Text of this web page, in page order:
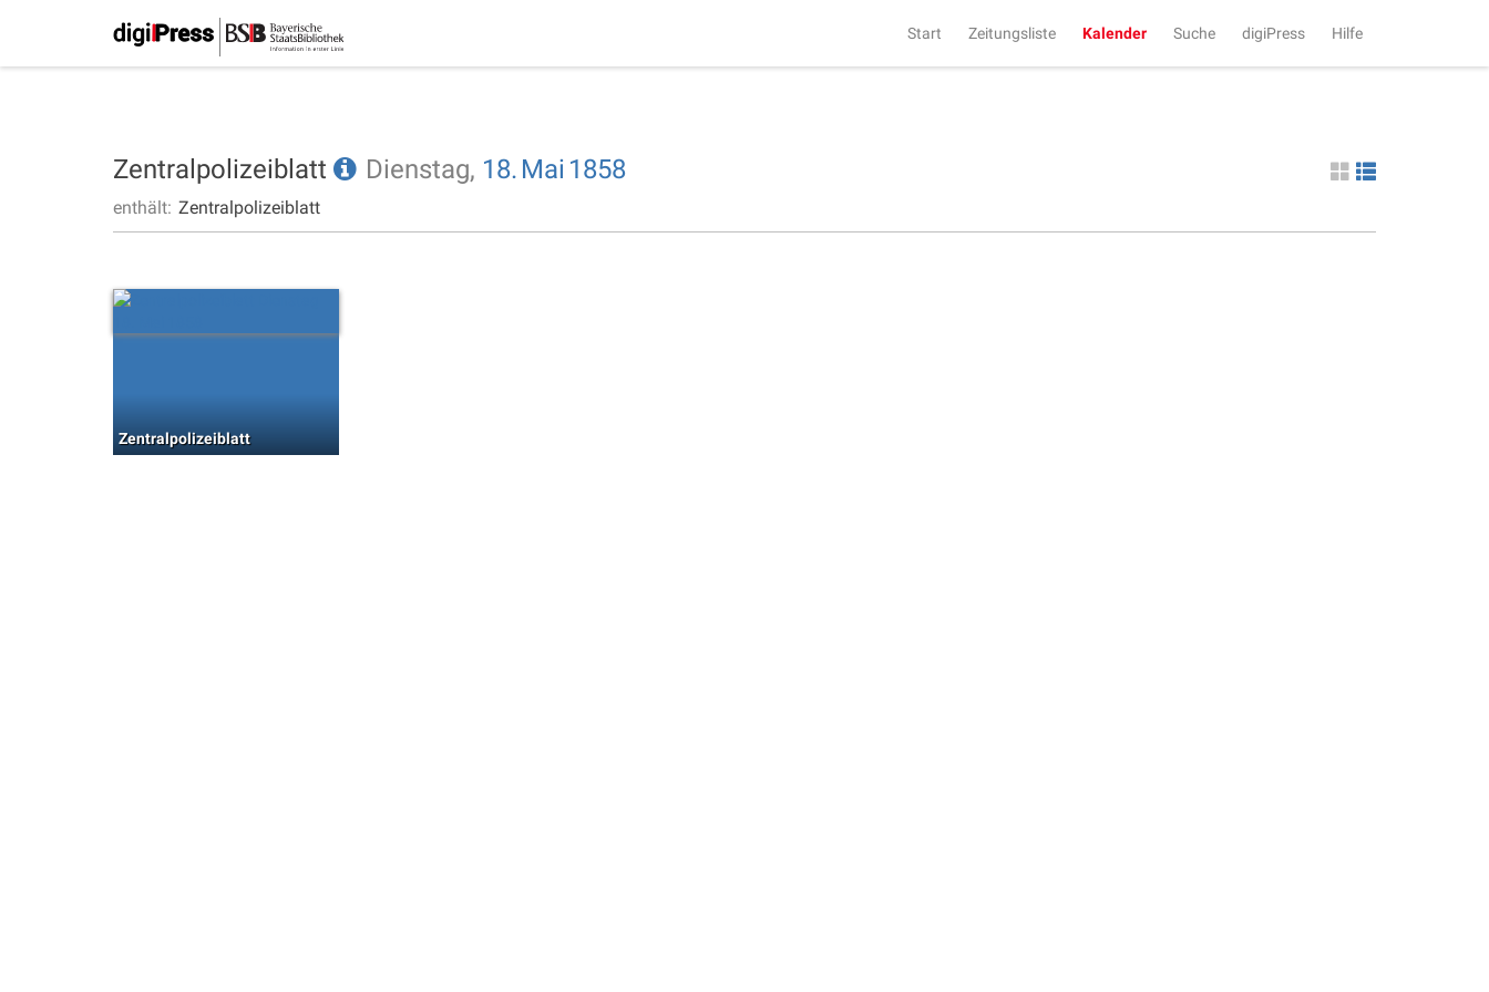
Start Zeitungsliste Kalender Suche digiPress Hilfe
Zentralpolizeiblatt Dienstag, 18. Mai 1858
enthält: Zentralpolizeiblatt
Zentralpolizeiblatt